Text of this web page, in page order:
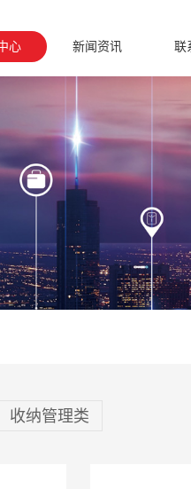
心 新闻资讯 联
收纳管理类